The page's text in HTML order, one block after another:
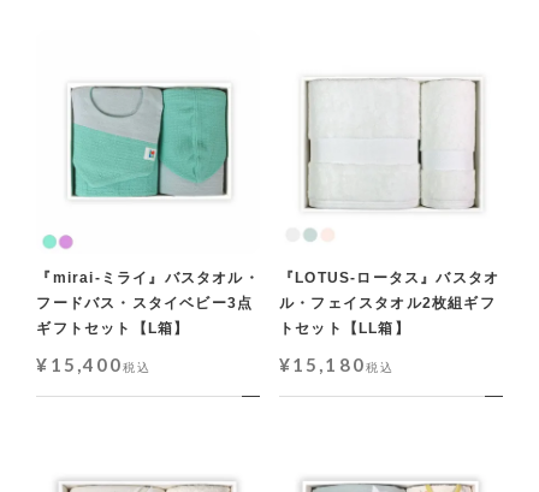
『mirai-ミライ』バスタオル・
フードバス・スタイベビー3点
ギフトセット【L箱】
¥ 15,400税込
『LOTUS-ロータス』バスタオ
ル・フェイスタオル2枚組ギフ
トセット【LL箱】
¥15,180税込